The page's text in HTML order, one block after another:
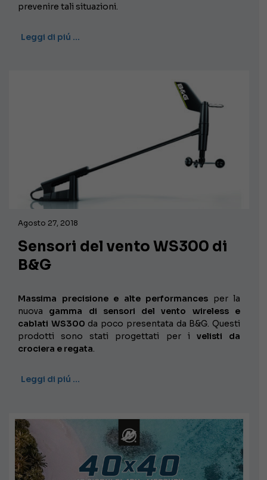
prevenire tali situazioni.
Leggi di piú …
Agosto 27, 2018
Sensori del vento WS300 di
B&G
Massima precisione e alte performances per la
nuova gamma di sensori del vento wireless e
cablati WS300 da poco presentata da B&G. Questi
prodotti sono stati progettati per i velisti da
crociera e regata.
Leggi di piú …